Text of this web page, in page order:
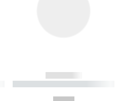
------------
----------- ----------- ----------